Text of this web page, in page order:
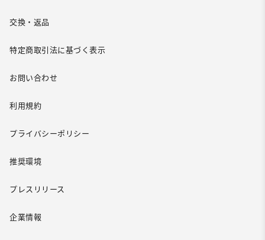
交換・返品
特定商取引法に基づく表示
お問い合わせ
利用規約
プライバシーポリシー
推奨環境
プレスリリース
企業情報